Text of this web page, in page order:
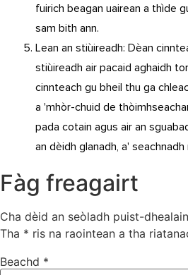
fuirich beagan uairean a thìde
sam bith ann.
Lean an stiùireadh: Dèan
stiùireadh air pacaid aghaidh
cinnteach gu bheil thu ga
a 'mhòr-chuid de
pada cotain agus air an
an dèidh glanadh, a' seachnadh
Fàg freagairt
Cha dèid an seòladh puist-
Tha * ris na raointean a tha
Beachd *